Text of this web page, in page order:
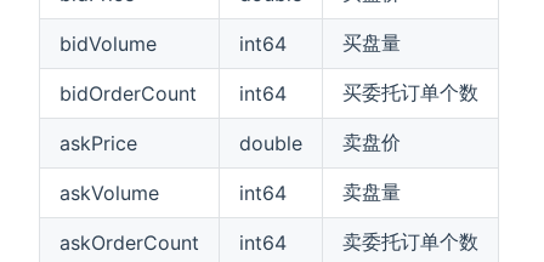
bidVolume int64 买盘量
bidOrderCount int64 买委托订单个数
askPrice double 卖盘价
askVolume int64 卖盘量
askOrderCount int64 卖委托订单个数